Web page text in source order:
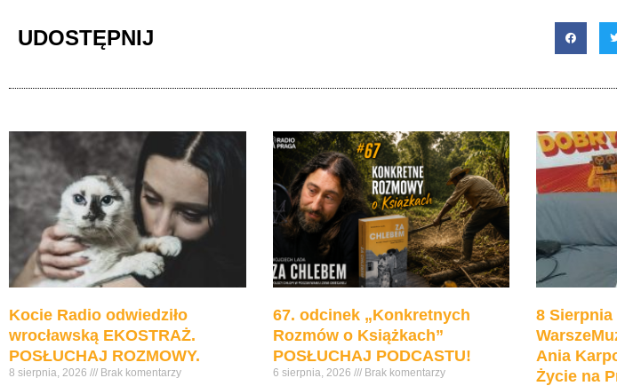
UDOSTĘPNIJ
Kocie Radio odwiedziło
wrocławską EKOSTRAŻ.
POSŁUCHAJ ROZMOWY.
8 sierpnia, 2026 Brak komentarzy
67. odcinek „Konkretnych
Rozmów o Książkach”
POSŁUCHAJ PODCASTU!
6 sierpnia, 2026 Brak komentarzy
8
Ania
Życie na